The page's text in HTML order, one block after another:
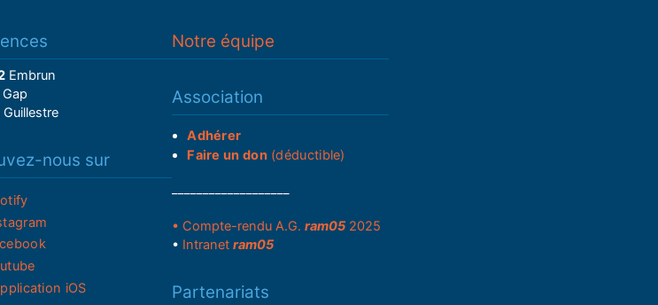
Embrun
Gap
Guillestre
nous sur
iOS
Notre équipe
Association
Adhérer
Faire un don(déductible)
• Compte-rendu A.G. ram052025
• Intranet ram05
Partenariats